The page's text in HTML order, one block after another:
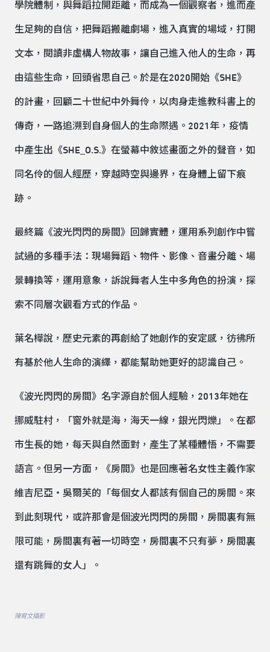
學院體制，與舞蹈拉開距離，而成為一個觀察者，進而產
生足夠的自信，把舞蹈搬離劇場，進入真實的場域，打開
文本，閱讀非虛構人物故事，讓自己進入他人的生命，再
由這些生命，回頭省思自己。於是在2020開始《SHE》
的計畫，回顧二十世紀中外舞伶，以肉身走進教科書上的
傳奇，一路追溯到自身個人的生命際遇。2021年，疫情
中產生出《SHE_O.S.》在螢幕中敘述畫面之外的聲音，如
同名伶的個人經歷，穿越時空與邊界，在身體上留下痕
跡。
最終篇《波光閃閃的房間》回歸實體，運用系列創作中嘗
試過的多種手法：現場舞蹈、物件、影像、音畫分離、場
景轉換等，運用意象，訴說舞者人生中多角色的扮演，探
索不同層次觀看方式的作品。
葉名樺說，歷史元素的再創給了她創作的安定感，彷彿所
有基於他人生命的演繹，都能幫助她更好的認識自己。
《波光閃閃的房間》名字源自於個人經驗，2013年她在
挪威駐村，「窗外就是海，海天一線，銀光閃爍」。在都
市生長的她，每天與自然面對，產生了某種體悟，不需要
語言。但另一方面，《房間》也是回應著名女性主義作家
維吉尼亞・吳爾芙的「每個女人都該有個自己的房間。來
到此刻現代，或許那會是個波光閃閃的房間，房間裏有無
限可能，房間裏有著一切時空，房間裏不只有夢，房間裏
還有跳舞的女人」。
陳宥文攝影